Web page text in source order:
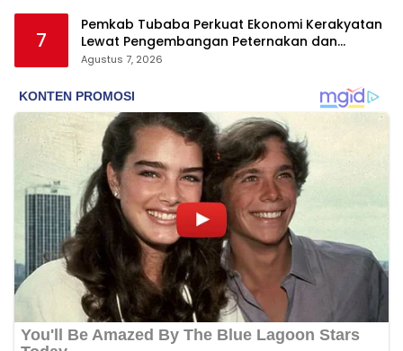
7
Pemkab Tubaba Perkuat Ekonomi Kerakyatan
Lewat Pengembangan Peternakan dan
Penyaluran KUR
Agustus 7, 2026